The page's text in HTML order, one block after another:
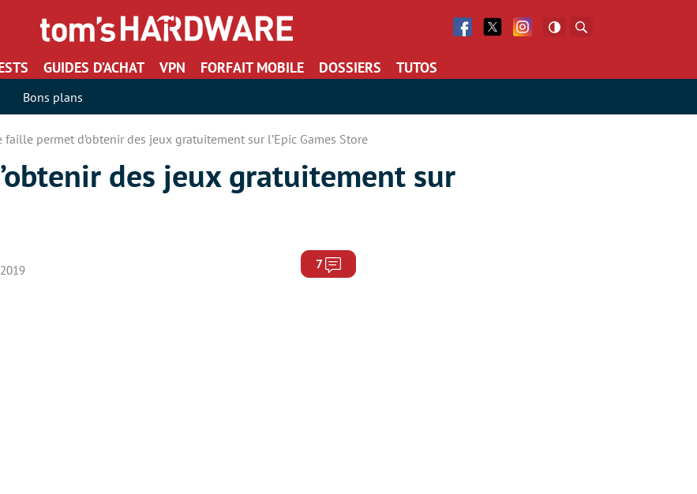
Facebook
Twitter Facebook
GUIDES D’ACHAT VPN FORFAIT MOBILE DOSSIERS TUTOS
Bons plans
faille permet d’obtenir des jeux gratuitement sur l’Epic Games Store
des jeux gratuitement sur
7 Commentaires